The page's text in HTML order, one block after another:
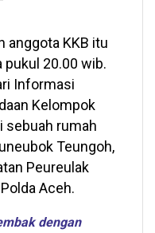
anggota KKB itu
pukul 20.00 wib.
Informasi
Kelompok
sebuah rumah
Teungoh,
Peureulak
Aceh.
dengan